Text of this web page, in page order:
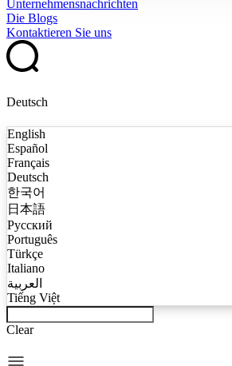
Unternehmensnachrichten
Die Blogs
Kontaktieren Sie uns
Deutsch
English
Español
Français
Deutsch
한국어
日本語
Русский
Português
Türkçe
Italiano
العربية
Tiếng Việt
Clear